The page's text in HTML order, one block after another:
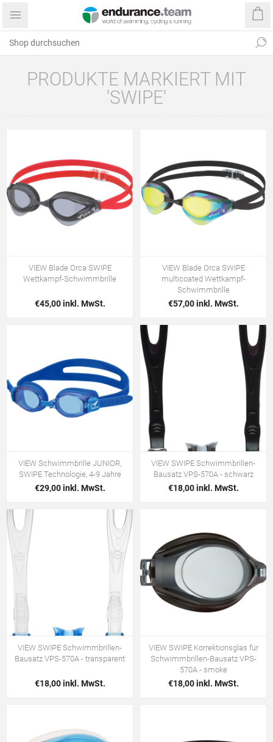
PRODUKTE MARKIERT MIT
'SWIPE'
VIEW Blade Orca SWIPE
Wettkampf-Schwimmbrille
€45,00 inkl. MwSt.
VIEW Blade Orca SWIPE
multicoated Wettkampf-
Schwimmbrille
€57,00 inkl. MwSt.
VIEW Schwimmbrille JUNIOR,
SWIPE Technologie, 4-9 Jahre
€29,00 inkl. MwSt.
VIEW SWIPE Schwimmbrillen-
Bausatz VPS-570A - schwarz
€18,00 inkl. MwSt.
VIEW SWIPE Schwimmbrillen-
Bausatz VPS-570A - transparent
€18,00 inkl. MwSt.
VIEW SWIPE Korrektionsglas für
Schwimmbrillen-Bausatz VPS-
570A - smoke
€18,00 inkl. MwSt.